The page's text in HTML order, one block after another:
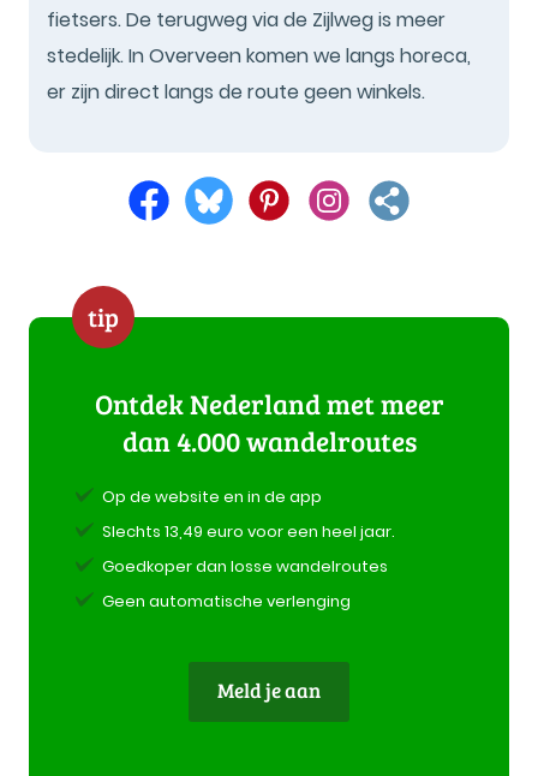
fietsers. De terugweg via de Zijlweg is meer
stedelijk. In Overveen komen we langs horeca,
er zijn direct langs de route geen winkels.
tip
Ontdek Nederland met meer
dan 4.000 wandelroutes
Op de website en in de app
Slechts 13,49 euro voor een heel jaar.
Goedkoper dan losse wandelroutes
Geen automatische verlenging
Meld je aan